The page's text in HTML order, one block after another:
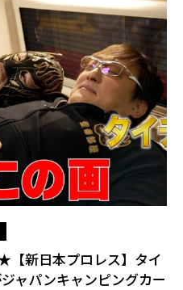
新日本プロレス】タイ
ャパンキャンピングカー